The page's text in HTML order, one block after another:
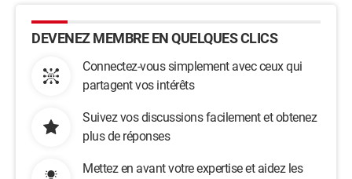
DEVENEZ MEMBRE EN QUELQUES CLICS
Connectez-vous simplement avec ceux qui
partagent vos intérêts
Suivez vos discussions facilement et obtenez
plus de réponses
Mettez en avant votre expertise et aidez les